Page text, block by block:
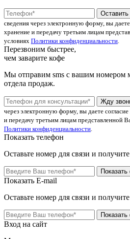
Оставить
сведения через электронную форму, вы даете
хранение и передачу третьим лицам
условиях Политики конфиденциальности
Перезвоним быстрее,
чем заварите кофе
Мы отправим sms с вашим номером
отдела продаж.
Жду
через электронную форму, вы даете
и передачу третьим лицам представленной
Политики конфиденциальности
Показать телефон
Оставьте номер для связи и
Показать
Показать E-mail
Оставьте номер для связи и
Показать
Вход на сайт